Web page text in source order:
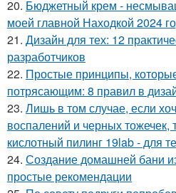
20. Бюджетный крем -
моей главной Находкой 2024
21. Дизайн для тех: 12
разработчиков
22. Простые принципы,
потрясающим: 8 правил в
23. Лишь в том случае, если
воспалений и черных тожечек,
кислотный пилинг 19lab - для
24. Создание домашней бани
простые рекомендации